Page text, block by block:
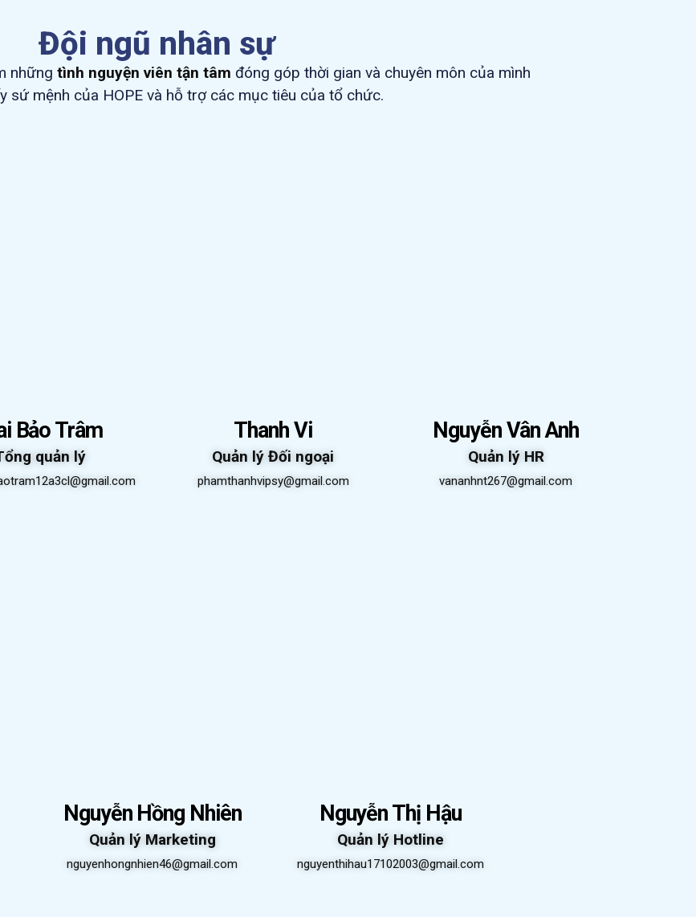
Đội ngũ nhân sự
những tình nguyện viên tận tâm đóng góp thời gian và chuyên môn của mình
sứ mệnh của HOPE và hỗ trợ các mục tiêu của tổ chức.
Bảo Trâm
quản lý
Thanh Vi
Quản lý Đối ngoại
phamthanhvipsy@gmail.com
Nguyễn Vân Anh
Quản lý HR
vananhnt267@gmail.com
Nguyễn Hồng Nhiên
Quản lý Marketing
nguyenhongnhien46@gmail.com
Nguyễn Thị Hậu
Quản lý Hotline
nguyenthihau17102003@gmail.com